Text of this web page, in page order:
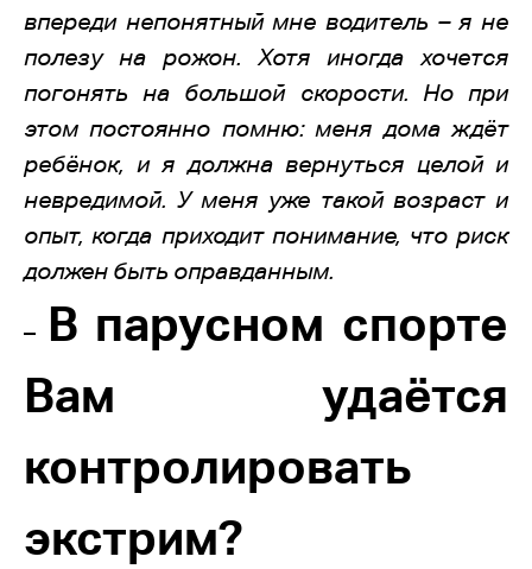
впереди непонятный мне водитель – я не
полезу на рожон. Хотя иногда хочется
погонять на большой скорости. Но при
этом постоянно помню: меня дома ждёт
ребёнок, и я должна вернуться целой и
невредимой. У меня уже такой возраст и
опыт, когда приходит понимание, что риск
должен быть оправданным.
– В парусном спорте
Вам удаётся
контролировать
экстрим?